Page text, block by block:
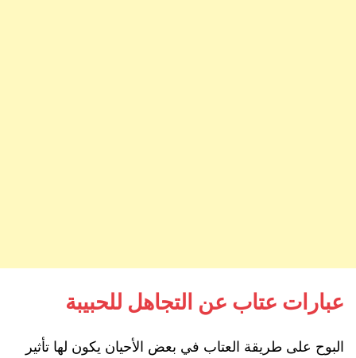
عبارات عتاب عن التجاهل للحبيبة
البوح على طريقة العتاب في بعض الأحيان يكون لها تأثير